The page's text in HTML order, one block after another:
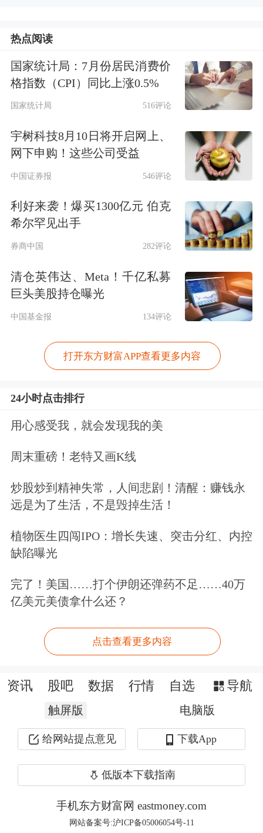
白了，决定要你们改的地方，你们一定
要改；我没想明白，但是我有想法，我
们沟通、商量着来；如果我一点都不确
定的，我提出来我们大家讨论，最后以
大家意见为主。差不多从那个时候开始
到现在，我觉得我和团队磨合得还是非
常好的。”
这被外界视为史玉柱回归巨人网络“一
线”的信号。当年上半年，巨人网络实
现营收14.43亿元，同比增长35.68%，
净利润6.63亿元，同比增长32.95%。
如今，巨人网络的营收和净利润延续增
长态势。财报数据显示，今年上半年，
巨人网络实现营业收入16.62亿元，同
比增长16.47%；实现归属于上市公司股
东的净利润7.77亿元，同比增长
8.27%；实现归属于上市公司股东的扣
比减少8.79%。
其中，2025年1月上线的《超自然行动
组》成为巨人
该游戏7月同时在线人数突破100万，稳
居iOS游戏免费榜TOP5。
巨人网络方面介绍称，《超自然行动
组》由其自主研发，核心创意源于“摸
金探险+团队协作”的差异化定位。作为
组队题材游戏，其核心优势在于两大维
度：一是多人协作机制带来的强社交裂
了用户进入门槛。
巨人网络方面表示，《超自然行动组》
热点阅读
国家统计局：7月份居民消费价
格指数（CPI）同比上涨0.5%
国家统计局 516评论
宇树科技8月10日将开启网上、
网下申购！这些公司受益
中国证券报 546评论
利好来袭！爆买1300亿元 伯克
希尔罕见出手
券商中国 282评论
清仓英伟达、Meta！千亿私募
巨头美股持仓曝光
中国基金报 134评论
打开东方财富APP查看更多内容
24小时点击排行
用心感受我，就会发现我的美
周末重磅！老特又画K线
炒股炒到精神失常，人间悲剧！清醒：赚钱永
远是为了生活，不是毁掉生活！
植物医生四闯IPO：增长失速、突击分红、内控
缺陷曝光
完了！美国……打个伊朗还弹药不足……40万
亿美元美债拿什么还？
点击查看更多内容
资讯 股吧 数据 行情 自选 导航
触屏版 电脑版
给网站提点意见 下载App
低版本下载指南
手机东方财富网 eastmoney.com
网站备案号:沪ICP备05006054号-11